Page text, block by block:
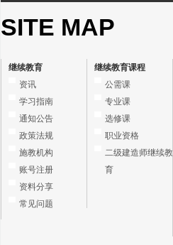
SITE MAP
继续教育
资讯
学习指南
通知公告
政策法规
施教机构
账号注册
资料分享
常见问题
继续教育课程
公需课
专业课
选修课
职业资格
二级建造师继续教
育